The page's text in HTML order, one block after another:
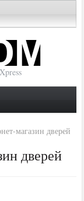
магазин дверей
дверей